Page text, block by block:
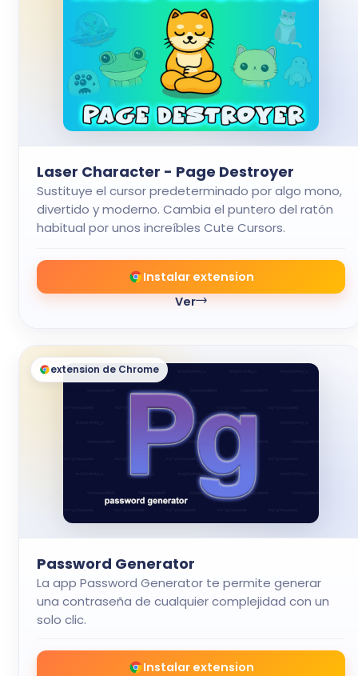
Laser Character - Page Destroyer
Sustituye el cursor predeterminado por algo mono,
divertido y moderno. Cambia el puntero del ratón
habitual por unos increíbles Cute Cursors.
Instalar extension
Ver
extension de Chrome
Password Generator
La app Password Generator te permite generar
una contraseña de cualquier complejidad con un
solo clic.
Instalar extension